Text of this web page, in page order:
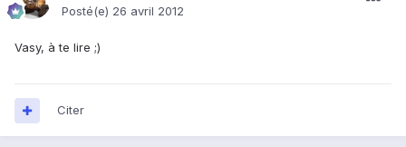
Posté(e) 26 avril 2012
Vasy, à te lire ;)
Citer